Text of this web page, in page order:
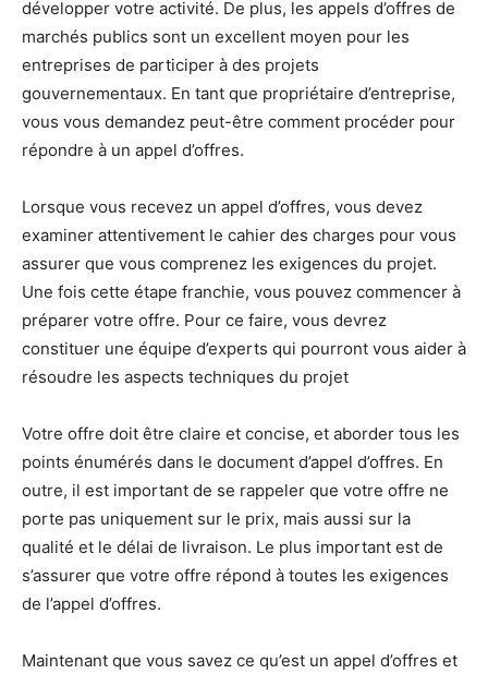
développer votre activité. De plus, les appels d’offres de
marchés publics sont un excellent moyen pour les
entreprises de participer à des projets
gouvernementaux. En tant que propriétaire d’entreprise,
vous vous demandez peut-être comment procéder pour
répondre à un appel d’offres.
Lorsque vous recevez un appel d’offres, vous devez
examiner attentivement le cahier des charges pour vous
assurer que vous comprenez les exigences du projet.
Une fois cette étape franchie, vous pouvez commencer à
préparer votre offre. Pour ce faire, vous devrez
constituer une équipe d’experts qui pourront vous aider à
résoudre les aspects techniques du projet
Votre offre doit être claire et concise, et aborder tous les
points énumérés dans le document d’appel d’offres. En
outre, il est important de se rappeler que votre offre ne
porte pas uniquement sur le prix, mais aussi sur la
qualité et le délai de livraison. Le plus important est de
s’assurer que votre offre répond à toutes les exigences
de l’appel d’offres.
Maintenant que vous savez ce qu’est un appel d’offres et